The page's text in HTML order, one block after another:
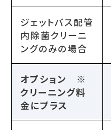
ジェットバス配管
内除菌クリーニ
ングのみの場合
オプション ※
クリーニング料
金にプラス